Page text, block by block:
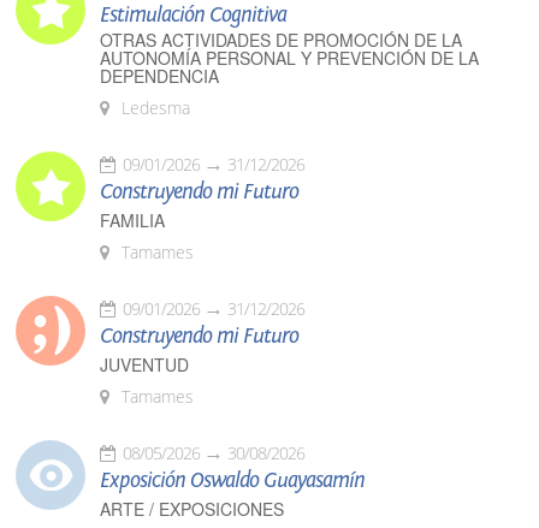
Estimulación Cognitiva
OTRAS ACTIVIDADES DE PROMOCIÓN DE LA
AUTONOMÍA PERSONAL Y PREVENCIÓN DE LA
DEPENDENCIA
Ledesma
09/01/2026 31/12/2026
Construyendo mi Futuro
FAMILIA
Tamames
09/01/2026 31/12/2026
Construyendo mi Futuro
JUVENTUD
Tamames
08/05/2026 30/08/2026
Exposición Oswaldo Guayasamín
ARTE / EXPOSICIONES